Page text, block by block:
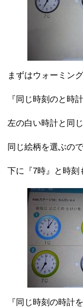
まずはウォーミン
『同じ時刻のと時
左の白い時計と同
同じ絵柄を選ぶの
下に『7時』と時刻
『同じ時刻の時計